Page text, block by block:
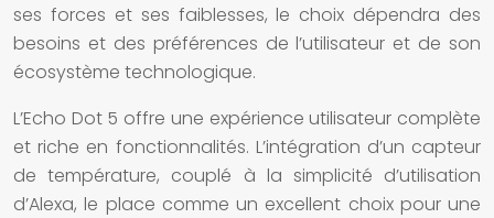
ses forces et ses faiblesses, le choix dépendra des
besoins et des préférences de l’utilisateur et de son
écosystème technologique.
L’Echo Dot 5 offre une expérience utilisateur complète
et riche en fonctionnalités. L’intégration d’un capteur
de température, couplé à la simplicité d’utilisation
d’Alexa, le place comme un excellent choix pour une